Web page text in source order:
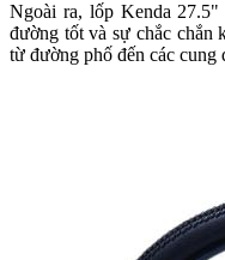
Ngoài ra, lốp Kenda
đường tốt và sự chắc chắn
từ đường phố đến các cung